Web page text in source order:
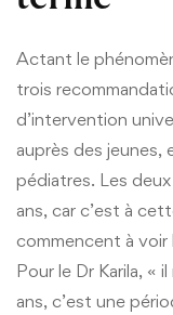
Actant le
trois
d’intervention
auprès des
pédiatres. Les
ans, car c’est à
commencent à voir
Pour le Dr Karila, «
ans, c’est une